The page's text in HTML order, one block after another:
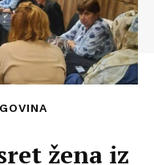
žena iz